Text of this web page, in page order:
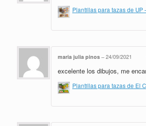
Plantillas para tazas de UP
maria julia pinos – 24/09/2021
excelente los dibujos, me
Plantillas para tazas de El